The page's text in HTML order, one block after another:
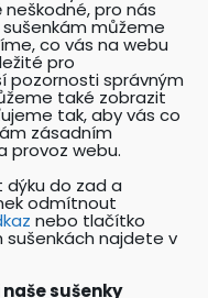
pro nás
sušenkám můžeme
co vás na webu
pro
pozornosti správným
také zobrazit
tak, aby vás co
zásadním
provoz webu.
do zad a
odmítnout
nebo tlačítko
sušenkách najdete v
sušenky
v
v oboru